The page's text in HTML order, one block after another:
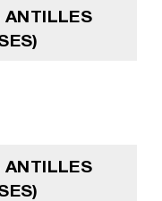
ANTILLES
ANTILLES